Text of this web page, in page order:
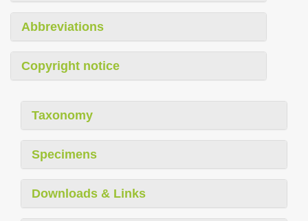
Abbreviations
Copyright notice
Taxonomy
Specimens
Downloads & Links